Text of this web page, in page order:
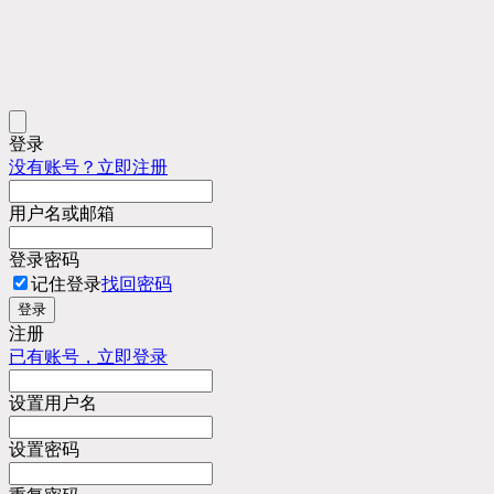
登录
没有账号？立即注册
用户名或邮箱
登录密码
记住登录找回密码
登录
注册
已有账号，立即登录
设置用户名
设置密码